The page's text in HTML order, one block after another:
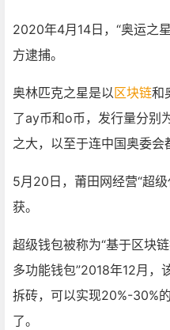
2020年4月14日，“奥运之
方逮捕。
奥林匹克之星是以区块链和
了ay币和o币，发行量分别
之大，以至于连中国奥委会
5月20日，莆田网经营“超
获。
超级钱包被称为“基于区块
多功能钱包”2018年12月，
拆砖，可以实现20%-30%
了。